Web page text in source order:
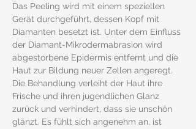
Das Peeling wird mit einem speziellen
Gerät durchgeführt, dessen Kopf mit
Diamanten besetzt ist. Unter dem Einfluss
der Diamant-Mikrodermabrasion wird
abgestorbene Epidermis entfernt und die
Haut zur Bildung neuer Zellen angeregt.
Die Behandlung verleiht der Haut ihre
Frische und ihren jugendlichen Glanz
zurück und verhindert, dass sie unschön
glänzt. Es fühlt sich angenehm an, ist